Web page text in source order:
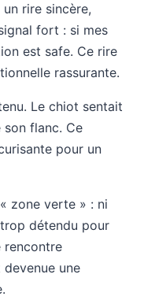
rire sincère,
fort : si mes
est safe. Ce rire
rassurante.
Le chiot sentait
son flanc. Ce
pour un
zone verte » : ni
détendu pour
rencontre
une